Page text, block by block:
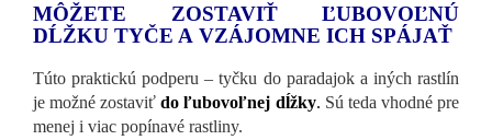
MÔŽETE ZOSTAVIŤ ĽUBOVOĽNÚ
DĹŽKU TYČE A VZÁJOMNE ICH SPÁJAŤ
Túto praktickú podperu – tyčku do paradajok a iných rastlín
je možné zostaviťdo ľubovoľnej dĺžky. Sú teda vhodné pre
menej i viac popínavé rastliny.